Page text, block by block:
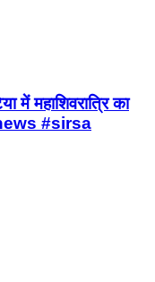
में महाशिवरात्रि का
#sirsa